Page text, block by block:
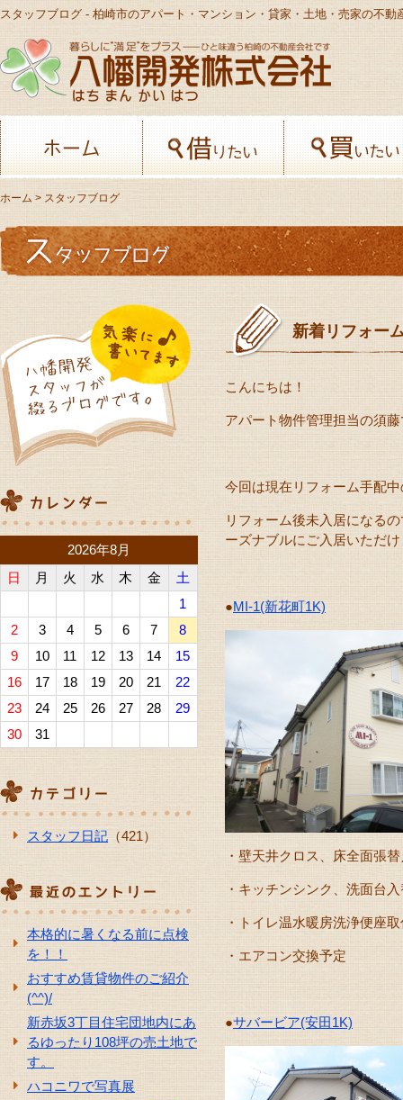
スタッフブログ - 柏崎市のアパート・マンション・貸家・土地・売家の不動
ホーム 借りたい
ホーム > スタッフブログ
2026年8月
日
月 火 水 木 金
土
1
2
3 4 5 6 7
8
9
10 11 12 13 14
15
16
17 18 19 20 21
22
23
24 25 26 27 28
29
30
31
スタッフ日記 （421）
本格的に暑くなる前に点検
を！！
おすすめ賃貸物件のご紹介
(^^)/
新赤坂3丁目住宅団地内にあ
るゆったり108坪の売土地で
す。
ハコニワで写真展
新着リフォー
こんにちは！
アパート物件管理担当の須
今回は現在リフォーム手配
リフォーム後未入居になる
ーズナブルにご入居いただ
●MI-1(新花町1K)
・壁天井クロス、床全面張
・キッチンシンク、洗面台
・トイレ温水暖房洗浄便座
・エアコン交
●サバービア(安田1K)